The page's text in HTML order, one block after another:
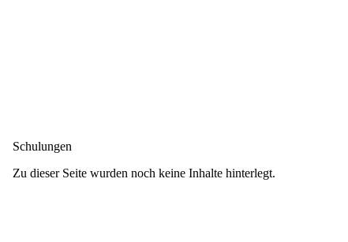
Schulungen
Zu dieser Seite wurden noch keine Inhalte hinterlegt.